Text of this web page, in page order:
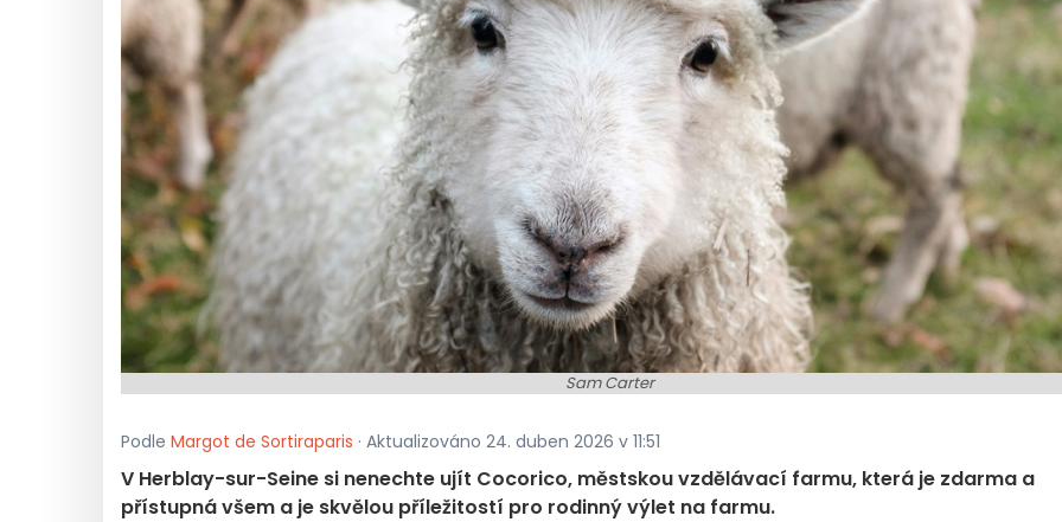
Sam Carter
Podle Margot de Sortiraparis · Aktualizováno 24. duben 2026 v 11:51
V Herblay-sur-Seine si nenechte ujít Cocorico, městskou vzdělávací farmu, která je zdarma a
přístupná všem a je skvělou příležitostí pro rodinný výlet na farmu.